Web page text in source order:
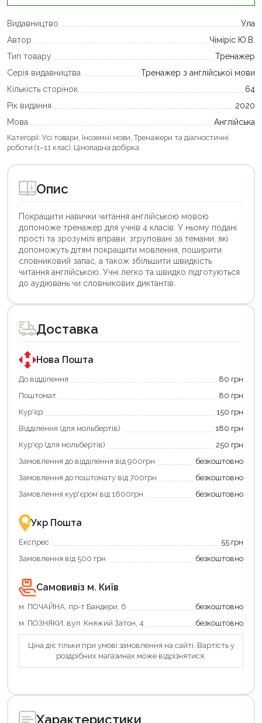
Видавництво
Ула
Автор
Чіміріс Ю.В.
Тип товару
Тренажер
Серія видавництва
Тренажер з англійської мови
Кількість сторінок
64
Рік видання
2020
Мова
Англійська
Категорії: Усі товари Іноземні мови Тренажери та діагностичні
роботи (1–11 клас) Цінопадна добірка
Опис
Покращити навички читання англійською мовою
допоможе тренажер для учнів 4 класів. У ньому подані
прості та зрозумілі вправи, згруповані за темами, які
допоможуть дітям покращити мовлення, поширити
словниковий запас, а також збільшити швидкість
читання англійською. Учні легко та швидко підготуються
до аудіювань чи словникових диктантів.
товар
для
покупки
державною
програмою
єКнига.
Використовуйте
карту
щоб
зекономити
та
отримати
переваги!
картою
єКнига
–
зручно
та
товар
для
покупки
державною
програмою
«Національний
кешбек».
покупку
«Національний
кешбек»
та
отримуйте
повернення
Економте
більше
разом
державною
підтримкою!
Доставка
Нова Пошта
До відділення
80 грн
Поштомат
80 грн
Кур'єр
150 грн
Відділення (для мольбертів)
180 грн
Кур'єр (для мольбертів)
250 грн
Замовлення до відділення від 900грн
безкоштовно
Замовлення до поштомату від 700грн
безкоштовно
Замовлення кур'єром від 1600грн
безкоштовно
Укр Пошта
Експрес
55 грн
Замовлення від 500 грн
безкоштовно
Самовивіз м. Київ
м. ПОЧАЙНА, пр-т Бандери, 6
безкоштовно
м. ПОЗНЯКИ, вул. Княжий Затон, 4
безкоштовно
Ціна діє тільки при умові замовлення на сайті. Вартість у
роздрібних магазинах може відрізнятися.
Характеристики